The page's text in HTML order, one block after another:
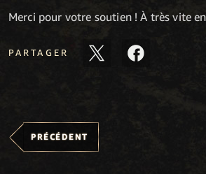
Merci pour votre soutien ! À très vite
PARTAGER
PRÉCÉDENT